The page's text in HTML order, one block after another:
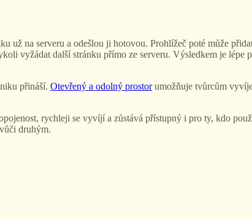
už na serveru a odešlou ji hotovou. Prohlížeč poté může
vyžádat další stránku přímo ze serveru. Výsledkem je
přináší. Otevřený a odolný prostorumožňuje tvůrcům
rychleji se vyvíjí a zůstává přístupný i pro ty, kdo
druhým.